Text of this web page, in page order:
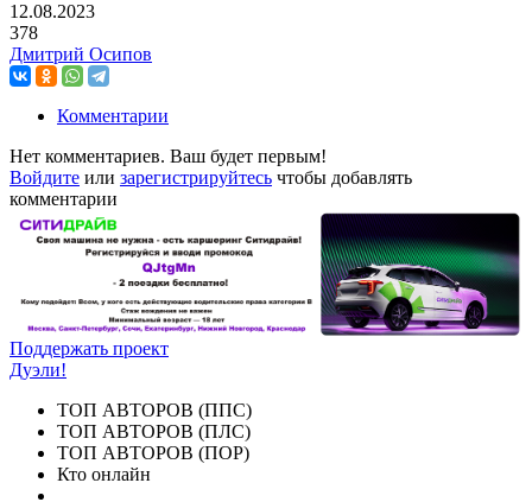
12.08.2023
378
Дмитрий Осипов
Комментарии
Нет комментариев. Ваш будет первым!
Войдите или зарегистрируйтесь чтобы добавлять
комментарии
Поддержать проект
Дуэли!
ТОП АВТОРОВ (ППС)
ТОП АВТОРОВ (ПЛС)
ТОП АВТОРОВ (ПОР)
Кто онлайн